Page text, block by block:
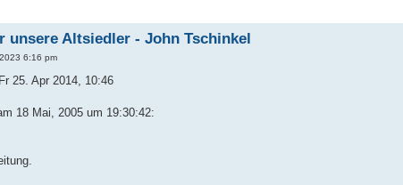
unsere Altsiedler - John Tschinkel
6:16 pm
25. Apr 2014, 10:46
18 Mai, 2005 um 19:30:42: